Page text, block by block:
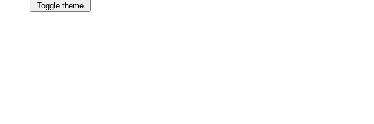
Toggle theme